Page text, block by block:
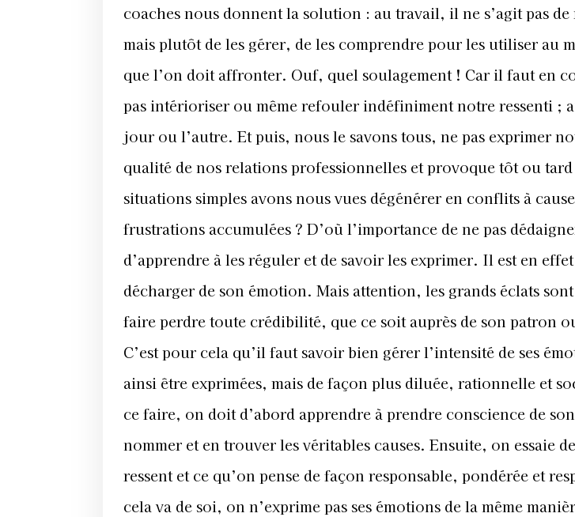
coaches nous donnent la solution : au travail, il ne s’agit pas
mais plutôt de les gérer, de les comprendre pour les utiliser au
que l’on doit affronter. Ouf, quel soulagement ! Car il faut en
pas intérioriser ou même refouler indéfiniment notre ressenti ;
jour ou l’autre. Et puis, nous le savons tous, ne pas exprimer
qualité de nos relations professionnelles et provoque tôt ou tard
situations simples avons nous vues dégénérer en conflits à
frustrations accumulées ? D’où l’importance de ne pas
d’apprendre à les réguler et de savoir les exprimer. Il est en effet
décharger de son émotion. Mais attention, les grands éclats
faire perdre toute crédibilité, que ce soit auprès de son patron
C’est pour cela qu’il faut savoir bien gérer l’intensité de ses
ainsi être exprimées, mais de façon plus diluée, rationnelle et
ce faire, on doit d’abord apprendre à prendre conscience de
nommer et en trouver les véritables causes. Ensuite, on essaie
ressent et ce qu’on pense de façon responsable, pondérée et
cela va de soi, on n’exprime pas ses émotions de la même